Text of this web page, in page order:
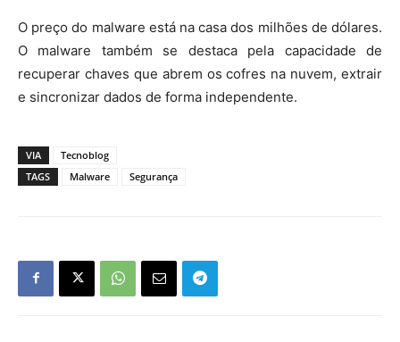
O preço do malware está na casa dos milhões de dólares.
O malware também se destaca pela capacidade de
recuperar chaves que abrem os cofres na nuvem, extrair
e sincronizar dados de forma independente.
VIA
Tecnoblog
TAGS
Malware Segurança